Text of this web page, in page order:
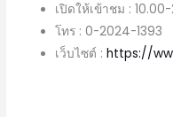
เปิดให้เข้าชม : 10.00-
โทร : 0-2024-1393
เว็บไซต์ :https://